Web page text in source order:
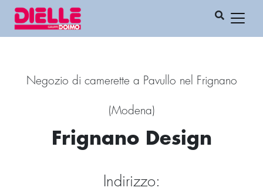
Negozio di camerette a Pavullo nel Frignano
(Modena)
Frignano Design
Indirizzo: